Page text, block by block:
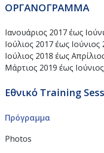
ΟΡΓΑΝΟΓΡΑΜΜΑ
Ιανουάριος 2017 έως
Ιούλιος 2017 έως
Ιούλιος 2018 έως
Μάρτιος 2019 έως
Εθνικό Training
Πρόγραμμα
Photos